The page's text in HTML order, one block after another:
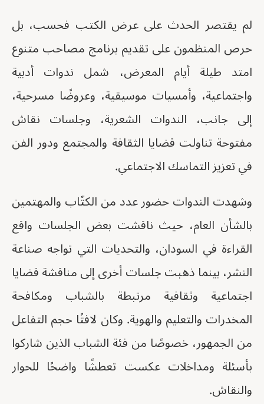
لم يقتصر الحدث على عرض الكتب فحسب، بل
حرص المنظمون على تقديم برنامج مصاحب متنوع
امتد طيلة أيام المعرض، شمل ندوات أدبية
واجتماعية، وأمسيات موسيقية، وعروضًا مسرحية،
إلى جانب، الندوات الشعرية، وجلسات نقاش
مفتوحة تناولت قضايا الثقافة والمجتمع ودور الفن
في تعزيز التماسك الاجتماعي.
وشهدت الندوات حضور عدد من الكتّاب والمهتمين
بالشأن العام، حيث ناقشت بعض الجلسات واقع
القراءة في السودان، والتحديات التي تواجه صناعة
النشر، بينما ذهبت جلسات أخرى إلى مناقشة قضايا
اجتماعية وثقافية مرتبطة بالشباب ومكافحة
المخدرات والتعليم والهوية. وكان لافتًا حجم التفاعل
من الجمهور، خصوصًا من فئة الشباب الذين شاركوا
بأسئلة ومداخلات عكست تعطشًا واضحًا للحوار
والنقاش.